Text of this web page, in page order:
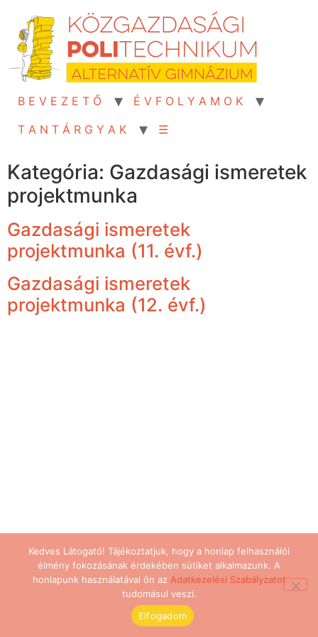
content
B E V E Z E T Ő
É V F O L Y A M O K
T A N T Á R G Y A K
☰
Kategória: Gazdasági ismeretek
projektmunka
Gazdasági ismeretek
projektmunka (11. évf.)
Gazdasági ismeretek
projektmunka (12. évf.)
Kedves Látogató! Tájékoztatjuk, hogy a honlap felhasználói
élmény fokozásának érdekében sütiket alkalmazunk. A
honlapunk használatával ön az Adatkezelési Szabályzatot
tudomásul veszi.
Elfogadom